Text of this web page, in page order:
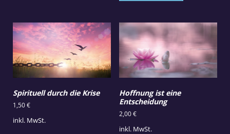
Spirituell durch die Krise
1,50€
inkl. MwSt.
Hoffnung ist eine
Entscheidung
2,00€
inkl. MwSt.